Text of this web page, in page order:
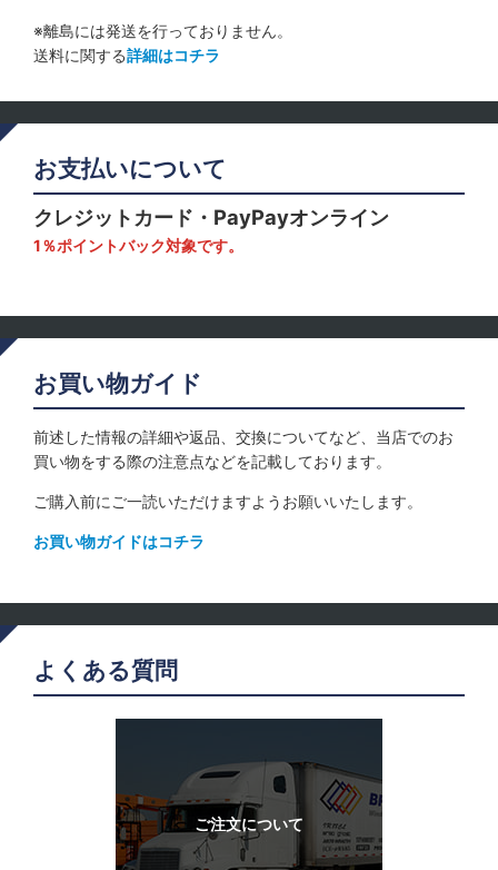
※離島には発送を行っておりません。
送料に関する詳細はコチラ
お支払いについて
クレジットカード・PayPayオンライン
1％ポイントバック対象です。
お買い物ガイド
前述した情報の詳細や返品、交換についてなど、当店でのお
買い物をする際の注意点などを記載しております。
ご購入前にご一読いただけますようお願いいたします。
お買い物ガイドはコチラ
よくある質問